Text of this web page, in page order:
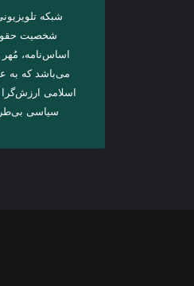
شبکه
شخصیت
اساس‌نامه،
می‌باشد که به
اسلامی ارزش‌گرا
سیاسی